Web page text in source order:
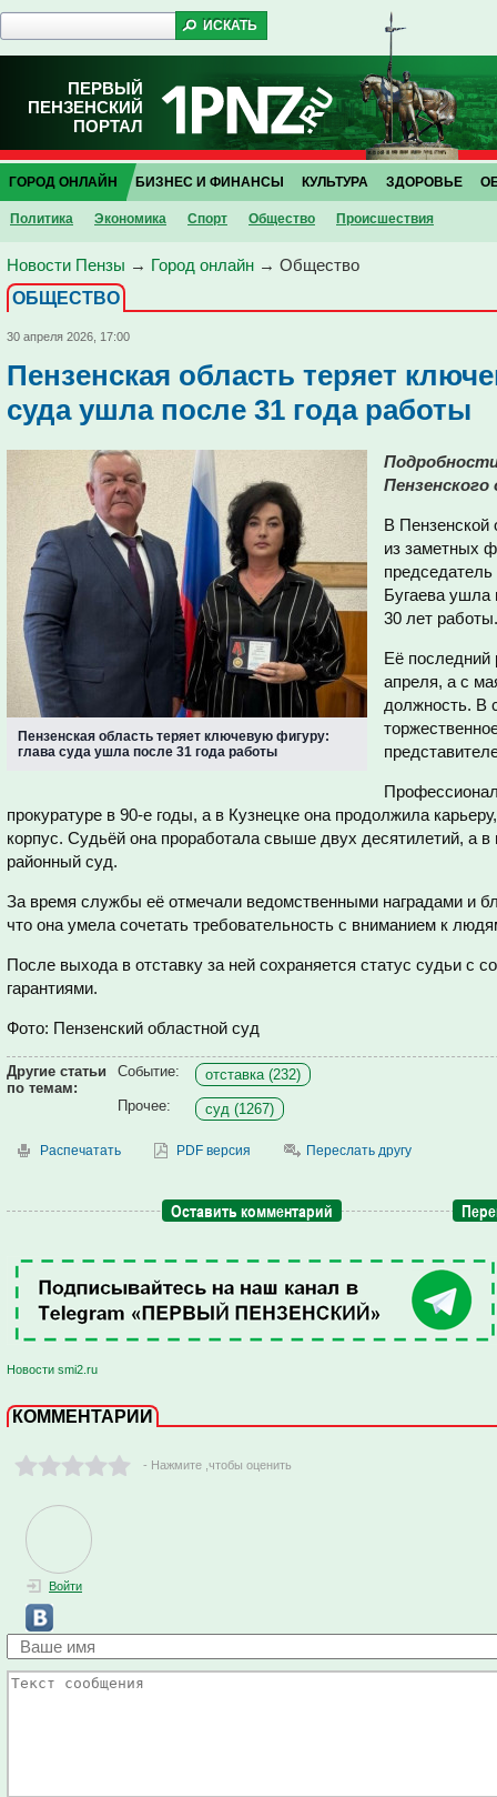
ПЕРВЫЙ
ПЕНЗЕНСКИЙ
ПОРТАЛ
ГОРОД ОНЛАЙН
Политика Экономика Спорт Общество Проиcшествия
БИЗНЕС И ФИНАНСЫ КУЛЬТУРА ЗДОРОВЬЕ
Новости Пензы → Город онлайн → Общество
ОБЩЕСТВО
30 апреля 2026, 17:00
Пензенская область теряет
суда ушла после 31 года работы
Пензенская область теряет ключевую фигуру:
глава суда ушла после 31 года работы
Подробности
Пензенского
В Пензенской
из заметных
председатель
Бугаева ушла
30 лет работы.
Её последний
апреля, а с
должность. В
прокуратуре в 90-е годы, а в Кузнецке она продолжила
корпус. Судьёй она проработала свыше двух десятилетий, а в
районный суд.
За время службы её отмечали ведомственными наградами и
что она умела сочетать требовательность с вниманием к
После выхода в отставку за ней сохраняется статус судьи с
гарантиями.
Фото: Пензенский областной суд
Другие статьи
по темам:
Событие:
отставка (232)
Прочее:
суд (1267)
Распечатать PDF версия Переслать другу
Оставить комментарий
Новости smi2.ru
КОММЕНТАРИИ
- Нажмите ,чтобы оценить
Войти